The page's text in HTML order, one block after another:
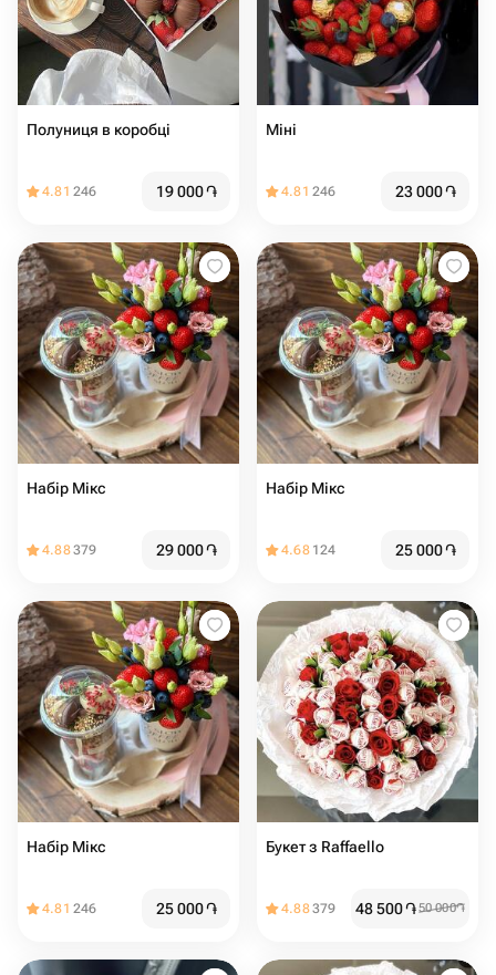
Полуниця в коробці
4.81 246 19 000֏
Міні
4.81 246 23 000֏
Набір Мікс
4.88379 29 000֏
Набір Мікс
4.68 124 25 000֏
Набір Мікс
4.81 246 25 000֏
Букет з Raffaello
4.88379 48 500֏50 000֏